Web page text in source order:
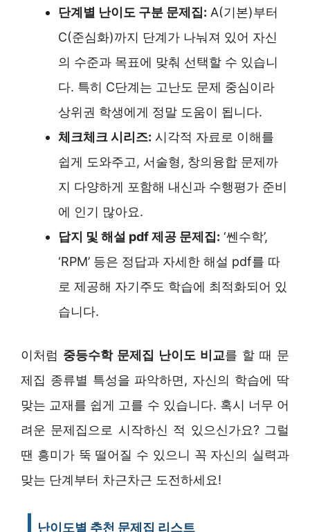
단계별 난이도 구분 문제집: A(기본)부터
C(준심화)까지 단계가 나눠져 있어 자신
의 수준과 목표에 맞춰 선택할 수 있습니
다. 특히 C단계는 고난도 문제 중심이라
상위권 학생에게 정말 도움이 됩니다.
체크체크 시리즈: 시각적 자료로 이해를
쉽게 도와주고, 서술형, 창의융합 문제까
지 다양하게 포함해 내신과 수행평가 준비
에 인기 많아요.
답지 및 해설 pdf 제공 문제집: ‘쎈수학’,
‘RPM’ 등은 정답과 자세한 해설 pdf를 따
로 제공해 자기주도 학습에 최적화되어 있
습니다.
이처럼 중등수학 문제집 난이도 비교를 할 때 문
제집 종류별 특성을 파악하면, 자신의 학습에 딱
맞는 교재를 쉽게 고를 수 있습니다. 혹시 너무 어
려운 문제집으로 시작하신 적 있으신가요? 그럴
땐 흥미가 뚝 떨어질 수 있으니 꼭 자신의 실력과
맞는 단계부터 차근차근 도전하세요!
난이도별 추천 문제집 리스트